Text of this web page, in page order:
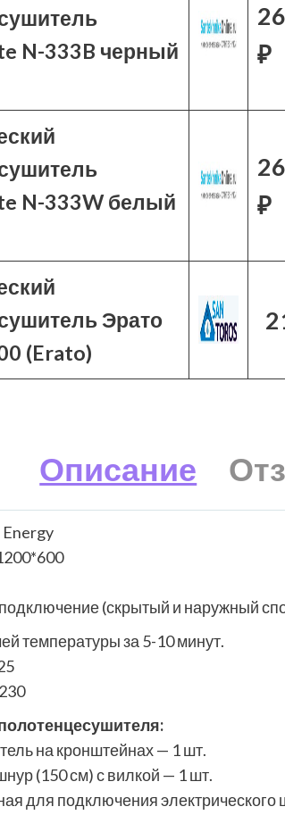
N-333B черный
₽
N-333W белый
₽
Эрато
(Erato)
Описание
(скрытый и наружный
температуры за 5-10 минут.
на кронштейнах — 1 шт.
(150 см) с вилкой — 1 шт.
для подключения электрического